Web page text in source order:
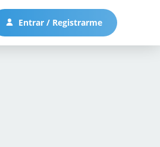
Entrar / Registrarme